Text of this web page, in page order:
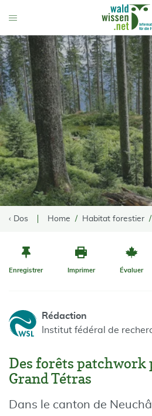
Toggle Menu
‹ Dos Home Habitat forestier
Enregistrer Imprimer Évaluer
Rédaction
Institut fédéral de
Des forêts patchwork
Grand Tétras
Dans le canton de